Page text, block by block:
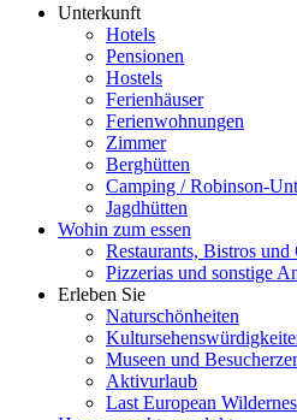
Unterkunft
Hotels
Pensionen
Hostels
Ferienhäuser
Ferienwohnungen
Zimmer
Berghütten
Camping / Robinson-
Jagdhütten
Wohin zum essen
Restaurants, Bistros und
Pizzerias und sonstige
Erleben Sie
Naturschönheiten
Museen und
Aktivurlaub
Last European